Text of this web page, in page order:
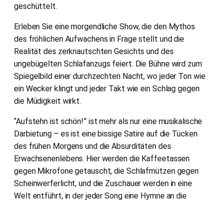
geschüttelt.
Erleben Sie eine morgendliche Show, die den Mythos
des fröhlichen Aufwachens in Frage stellt und die
Realität des zerknautschten Gesichts und des
ungebügelten Schlafanzugs feiert. Die Bühne wird zum
Spiegelbild einer durchzechten Nacht, wo jeder Ton wie
ein Wecker klingt und jeder Takt wie ein Schlag gegen
die Müdigkeit wirkt.
“Aufstehn ist schön!” ist mehr als nur eine musikalische
Darbietung – es ist eine bissige Satire auf die Tücken
des frühen Morgens und die Absurditäten des
Erwachsenenlebens. Hier werden die Kaffeetassen
gegen Mikrofone getauscht, die Schlafmützen gegen
Scheinwerferlicht, und die Zuschauer werden in eine
Welt entführt, in der jeder Song eine Hymne an die